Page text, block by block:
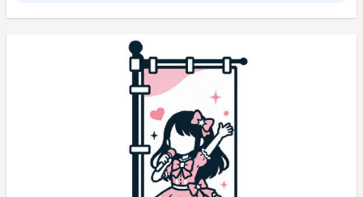
●支援方法について（お支払いについて）
本プロジェクトの支払方法は【クレジットカード】【コ
ンビニ決済】となっております。
商品購入時に決済が行われ、プロジェクトが成立しなか
った場合には返金処理が行われます。